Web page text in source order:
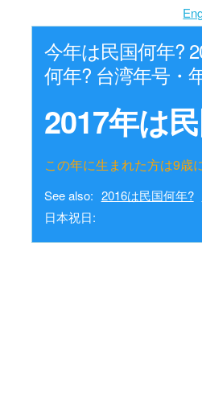
今年は民国何年?
何年? 台湾年号・
2017年は
この年に生まれた方は9歳
See also: 2016は民国何年?
日本祝日: